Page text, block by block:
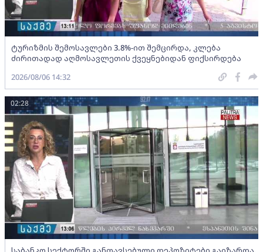
ტურიზმის შემოსავლები 3.8%-ით შემცირდა, კლება
ძირითადად აღმოსავლეთის ქვეყნებიდან ფიქსირდება
2026/08/06 14:32
02:28